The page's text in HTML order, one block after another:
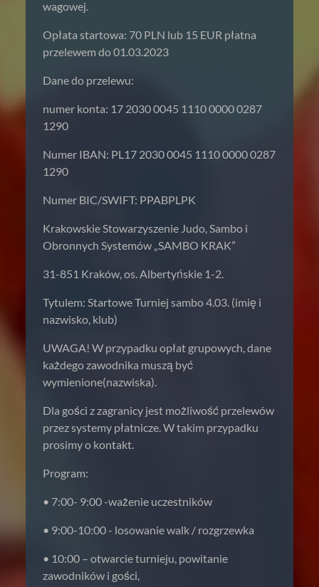
wagowej.
Opłata startowa: 70 PLN lub 15 EUR płatna
przelewem do 01.03.2023
Dane do przelewu:
numer konta: 17 2030 0045 1110 0000 0287
1290
Numer IBAN: PL17 2030 0045 1110 0000 0287
1290
Numer BIC/SWIFT: PPABPLPK
Krakowskie Stowarzyszenie Judo, Sambo i
Obronnych Systemów „SAMBO KRAK”
31-851 Kraków, os. Albertyńskie 1-2.
Tytulem: Startowe Turniej sambo 4.03. (imię i
nazwisko, klub)
UWAGA! W przypadku opłat grupowych, dane
każdego zawodnika muszą być
wymienione(nazwiska).
Dla gości z zagranicy jest możliwość przelewów
przez systemy płatnicze. W takim przypadku
prosimy o kontakt.
Program:
• 7:00- 9:00 -ważenie uczestników
• 9:00-10:00 - losowanie walk / rozgrzewka
• 10:00 – otwarcie turnieju, powitanie
zawodników i gości,